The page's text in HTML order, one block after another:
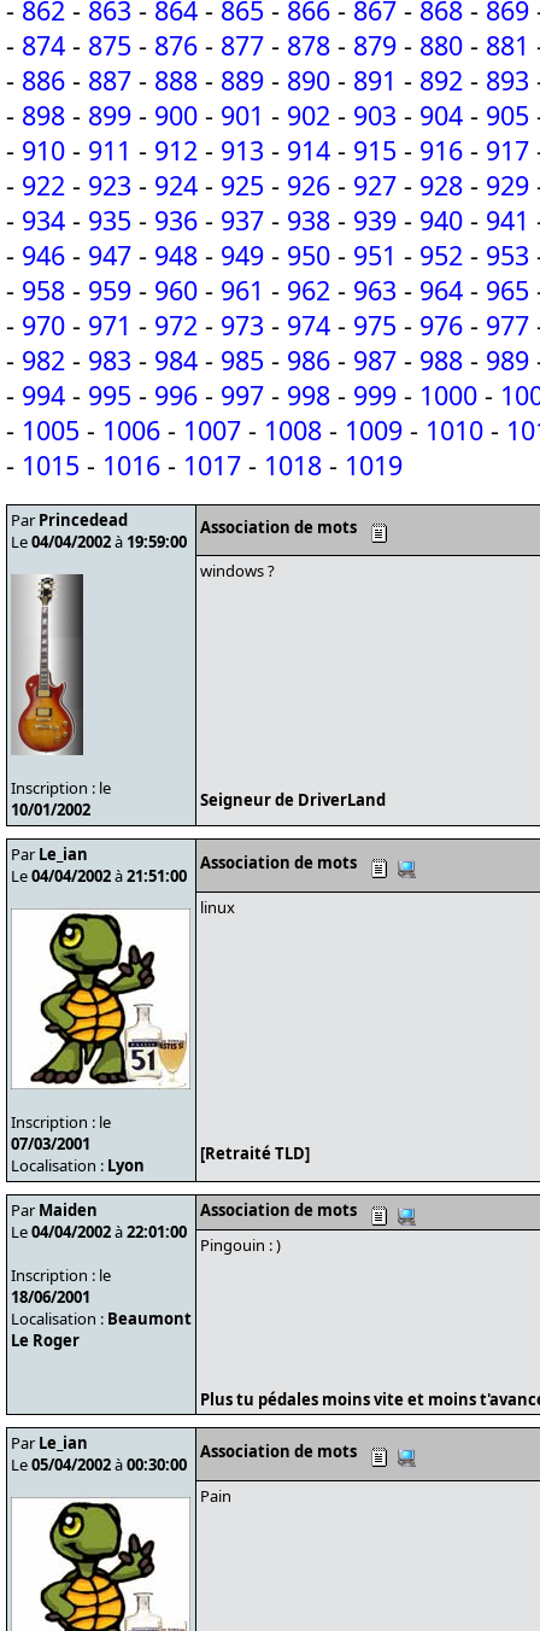
- 862 - 863 - 864 - 865 - 866 - 867 - 868 - 869
- 874 - 875 - 876 - 877 - 878 - 879 - 880 - 881
- 886 - 887 - 888 - 889 - 890 - 891 - 892 - 893
- 898 - 899 - 900 - 901 - 902 - 903 - 904 - 905
- 910 - 911 - 912 - 913 - 914 - 915 - 916 - 917
- 922 - 923 - 924 - 925 - 926 - 927 - 928 - 929
- 934 - 935 - 936 - 937 - 938 - 939 - 940 - 941
- 946 - 947 - 948 - 949 - 950 - 951 - 952 - 953
- 958 - 959 - 960 - 961 - 962 - 963 - 964 - 965
- 970 - 971 - 972 - 973 - 974 - 975 - 976 - 977
- 982 - 983 - 984 - 985 - 986 - 987 - 988 - 989
- 994 - 995 - 996 - 997 - 998 - 999 - 1000 -
- 1005 - 1006 - 1007 - 1008 - 1009 - 1010 -
- 1015 - 1016 - 1017 - 1018 - 1019
Par Princedead
Le04/04/2002à 19:59:00
Inscription : le
10/01/2002
Association de mots
windows ?
Seigneur de DriverLand
Par Le_ian
Le04/04/2002à21:51:00
Inscription : le
07/03/2001
Localisation : Lyon
Association de mots
linux
[Retraité TLD]
Par Maiden
Le04/04/2002à22:01:00
Inscription : le
18/06/2001
Localisation : Beaumont
Le Roger
Association de mots
Pingouin : )
Plus tu pédales moins vite et moins
Par Le_ian
Le05/04/2002à00:30:00
Association de mots
Pain